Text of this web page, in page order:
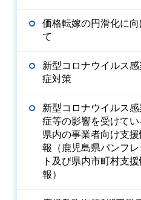
価格転嫁の円滑化に向
て
新型コロナウイルス感
症対策
新型コロナウイルス感
症等の影響を受けてい
県内の事業者向け支援
報（鹿児島県パンフレ
ト及び県内市町村支
報）